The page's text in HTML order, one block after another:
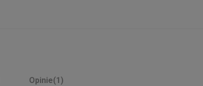
Opinie(1)